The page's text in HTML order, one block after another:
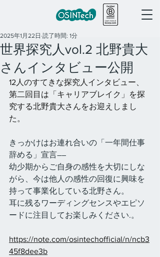
世界探究人vol.2 北野貴大
さんインタビュー公開
2025年1月22日 読了時間: 1分
12人のすてきな探究人インタビュー、
第二回目は「キャリアブレイク」を探
究する北野貴大さんをお迎えしまし
た。
きっかけはお連れ合いの「一年間仕事
辞める」宣言――
幼少期からご自身の感性を大切にしな
がら、今は他人の感性の回復に興味を
持って事業化している北野さん。
耳に残るワーディングセンスやエピソ
ードに注目してお楽しみください.。
https://note.com/osintechofficial/n/ncb3
45f8dee3b